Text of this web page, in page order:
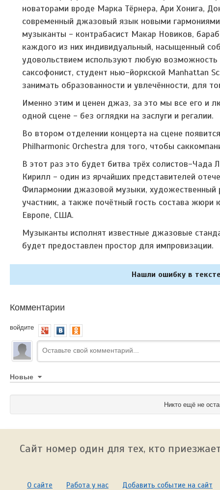
новаторами вроде Марка Тёрнера, Ари Хонига,
современный джазовый язык новыми
музыканты - контрабасист Макар Новиков,
каждого из них индивидуальный, насыщенный
удовольствием используют любую
саксофонист, студент нью-йоркской
занимать образованности и увлечённости, для
Именно этим и ценен джаз, за это мы все его и
одной сцене - без оглядки на заслуги и регалии.
Во втором отделении концерта на сцене
Philharmonic Orchestra для того, чтобы
В этот раз это будет битва трёх солистов-
Кирилл - один из ярчайших представителей
Филармонии джазовой музыки, художественный
участник, а также почётный гость состава
Европе, США.
Музыканты исполнят известные джазовые
будет предоставлен простор для импровизации.
Нашли ошибку в
Комментарии
войдите
Новые
Никто ещё не
Сайт номер один для тех, кто
О сайте Работа у нас Добавить событие на сайт